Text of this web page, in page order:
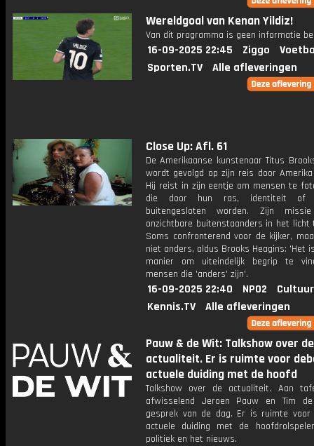
Wereldgoal van Kenan Yildiz!
Van dit programma is geen informatie
16-09-2025 22:45 Ziggo
Sporten.TV
Alle afleveringen
Close Up: Afl. 61
De Amerikaanse kunstenaar Titus
wordt gevolgd op zijn reis door
Hij reist in zijn eentje om mensen te
die door hun ras, identiteit of
buitengesloten worden. Zijn
onzichtbare buitenstaanders in het licht
Soms confronterend voor de kijker,
niet anders, aldus Brooks Heagins: 'Het
manier om uiteindelijk begrip te
mensen die 'anders' zijn'.
16-09-2025 22:40 NPO2
Kennis.TV
Alle afleveringen
Pauw & de Wit: Talkshow over de
actualiteit. Er is ruimte voor
actuele duiding met de hoofd
Talkshow over de actualiteit. Aan
afwisselend Jeroen Pauw en Tim
gesprek van de dag. Er is ruimte
actuele duiding met de
politiek en het nieuws.